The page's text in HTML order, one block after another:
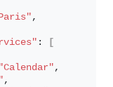
,
:
[
"Calendar" ,
,